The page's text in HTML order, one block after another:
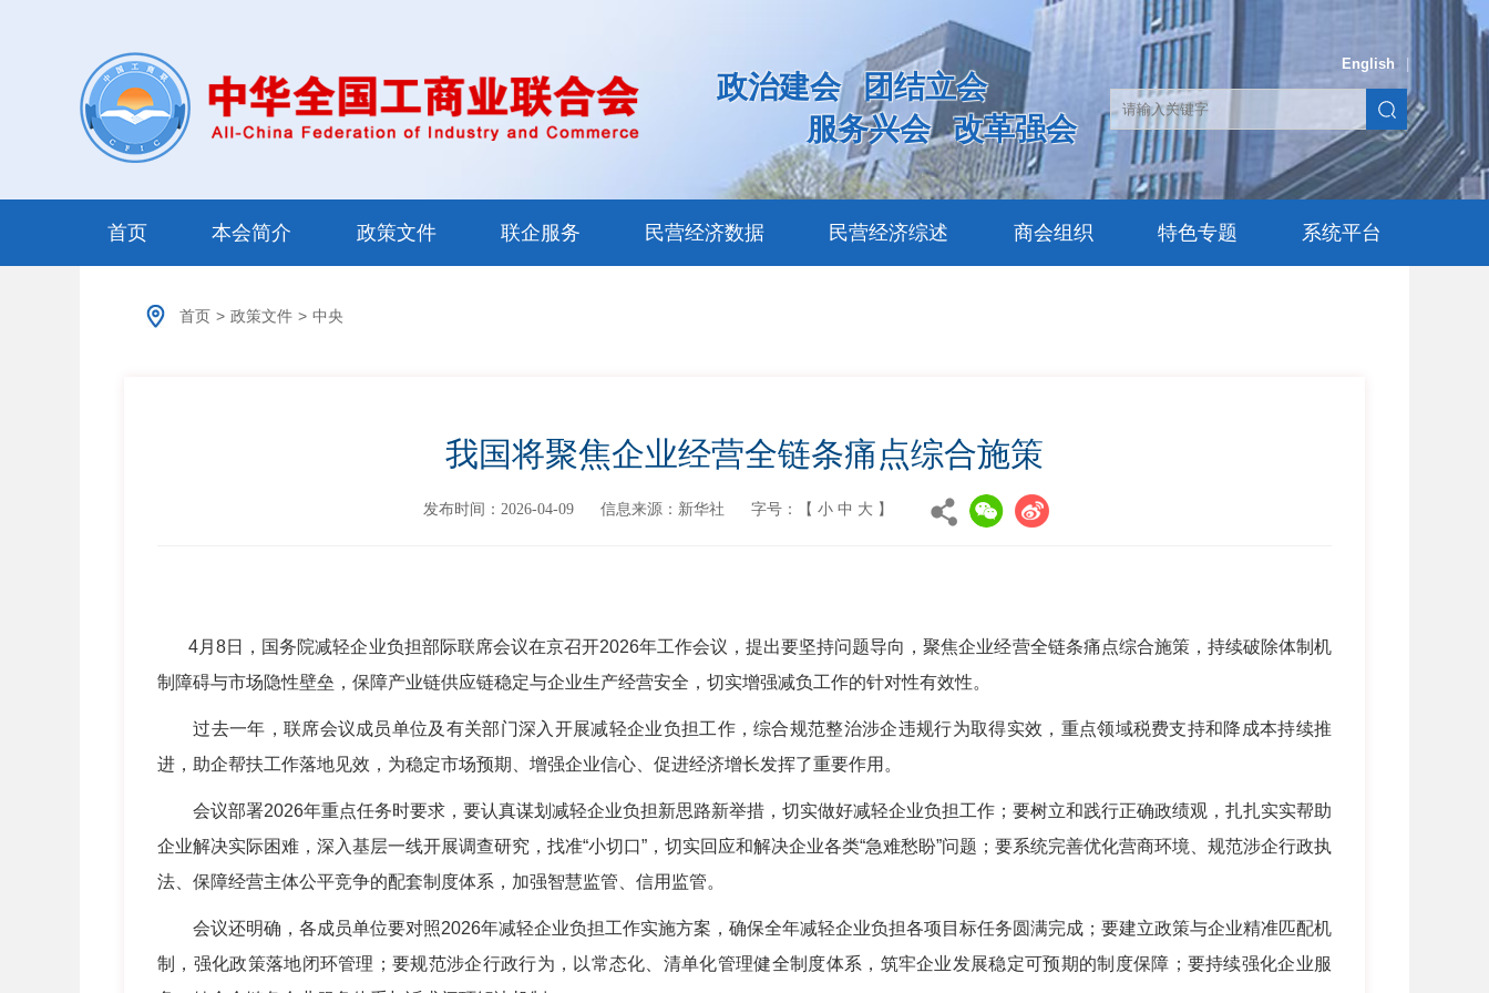
政治建会 团结立会
服务兴会 改革强会
English
首页 本会简介 政策文件 联企服务 民营经济数据 民营经济综述 商会组织 特色专题 系统平台
首页 > 政策文件 > 中央
我国将聚焦企业经营全链条痛点综合施策
发布时间：2026-04-09 信息来源：新华社 字号：【 小 中 大 】
4月8日，国务院减轻企业负担部际联席会议在京召开2026年工作会议，提出要坚持问题导向，聚焦企业经营全链条痛点综合施策，持续破除体制机
制障碍与市场隐性壁垒，保障产业链供应链稳定与企业生产经营安全，切实增强减负工作的针对性有效性。
过去一年，联席会议成员单位及有关部门深入开展减轻企业负担工作，综合规范整治涉企违规行为取得实效，重点领域税费支持和降成本持续推
进，助企帮扶工作落地见效，为稳定市场预期、增强企业信心、促进经济增长发挥了重要作用。
会议部署2026年重点任务时要求，要认真谋划减轻企业负担新思路新举措，切实做好减轻企业负担工作；要树立和践行正确政绩观，扎扎实实帮助
企业解决实际困难，深入基层一线开展调查研究，找准“小切口”，切实回应和解决企业各类“急难愁盼”问题；要系统完善优化营商环境、规范涉企行政执
法、保障经营主体公平竞争的配套制度体系，加强智慧监管、信用监管。
会议还明确，各成员单位要对照2026年减轻企业负担工作实施方案，确保全年减轻企业负担各项目标任务圆满完成；要建立政策与企业精准匹配机
制，强化政策落地闭环管理；要规范涉企行政行为，以常态化、清单化管理健全制度体系，筑牢企业发展稳定可预期的制度保障；要持续强化企业服